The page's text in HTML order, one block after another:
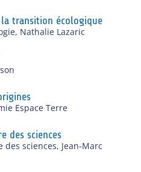
transition écologique
, Nathalie Lazaric
Espace Terre
des sciences
des sciences, Jean-Marc